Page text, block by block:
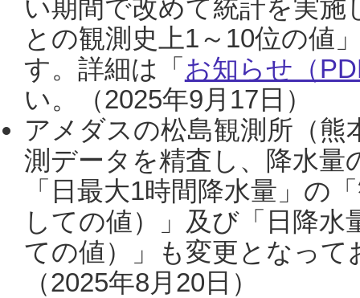
い期間で改めて統計を実
との観測史上1～10位の値
す。詳細は「 お知らせ（
い。（2025年9月17日）
アメダスの松島観測所（熊
測データを精査し、降水
「日最大1時間降水量」の
しての値）」及び「日降
ての値）」も変更となっ
（2025年8月20日）